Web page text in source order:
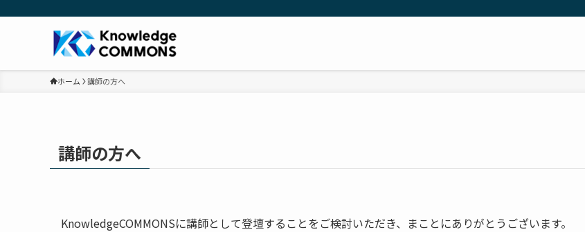
ホーム 講師の方へ
講師の方へ
KnowledgeCOMMONSに講師として登壇することをご検討いただき、まことにありがとうございます。